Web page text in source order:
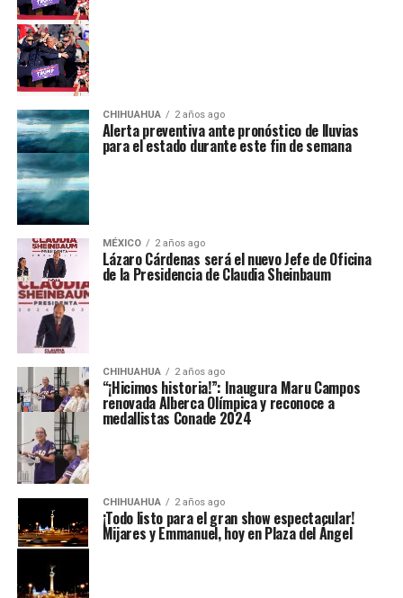
CHIHUAHUA 2 años ago
Alerta preventiva ante pronóstico de lluvias
para el estado durante este fin de semana
MÉXICO 2 años ago
Lázaro Cárdenas será el nuevo Jefe de Oficina
de la Presidencia de Claudia Sheinbaum
CHIHUAHUA 2 años ago
“¡Hicimos historia!”: Inaugura Maru Campos
renovada Alberca Olímpica y reconoce a
medallistas Conade 2024
CHIHUAHUA 2 años ago
¡Todo listo para el gran show espectacular!
Mijares y Emmanuel, hoy en Plaza del Ángel